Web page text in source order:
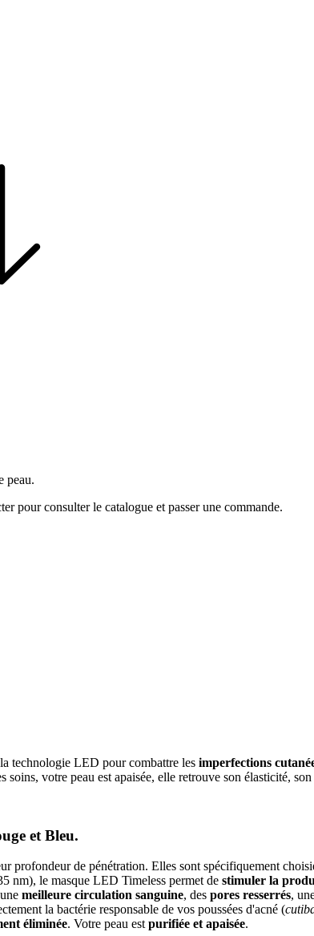
peau.
pour consulter le catalogue et passer une commande.
technologie LED pour combattre les imperfections
soins, votre peau est apaisée, elle retrouve son élasticité,
et Bleu.
profondeur de pénétration. Elles sont spécifiquement
nm), le masque LED Timeless permet de stimuler la
meilleure circulation sanguine, des pores resserrés,
la bactérie responsable de vos poussées d'acné (
éliminée. Votre peau estpurifiée et apaisée.